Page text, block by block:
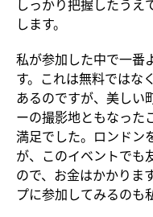
しっかり把握したうえ
します。
私が参加した中で一
す。これは無料ではな
あるのですが、美しい
ーの撮影地ともなった
満足でした。ロンドン
が、このイベントでも
ので、お金はかかりま
プに参加してみるのも